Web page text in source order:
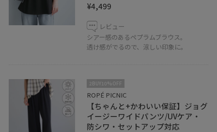
¥4,499
レビュー
シアー感のあるペプラムブラウス。
透け感がでるので、涼しい印象に。
2BUY10%OFF
ROPÉ PICNIC
【ちゃんと+かわいい保証】ジョグ
イージーワイドパンツ/UVケア・
防シワ・セットアップ対応